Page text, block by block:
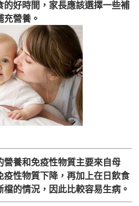
的好時間，家長應該選擇一些補
營養。
營養和免疫性物質主要來自母
疫性物質下降，再加上在日飲食
的情況，因此比較容易生病。